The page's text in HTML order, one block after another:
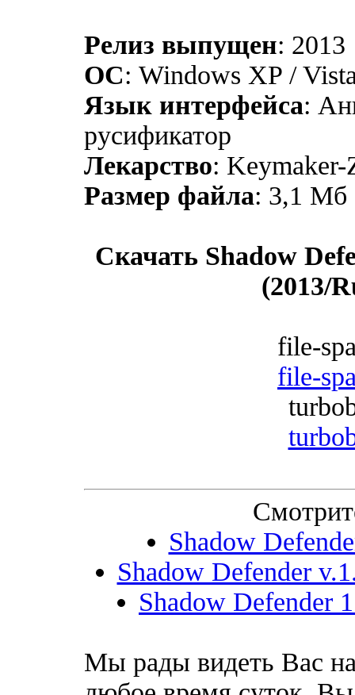
Релиз выпущен: 2013
ОС: Windows XP /
Язык интерфейса:
русификатор
Лекарство:
Размер файла: 3,1 Мб
Скачать Shadow
(2013/
file-
file-
Shadow
Shadow Defender
Shadow Defender
Мы рады видеть Вас